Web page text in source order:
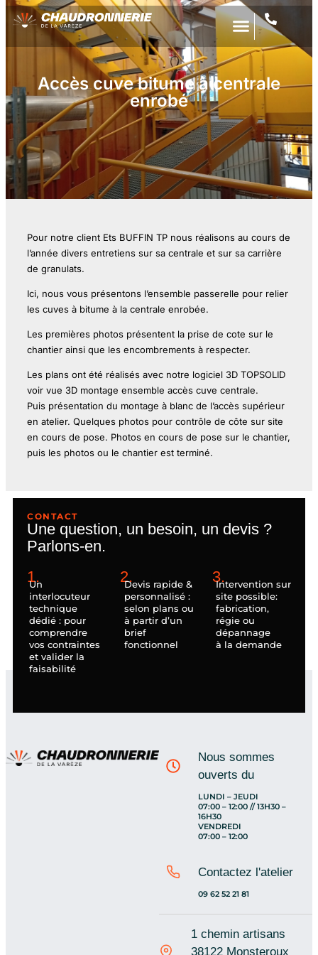
Accès cuve bitume à centrale
enrobé
Pour notre client Ets BUFFIN TP nous réalisons au cours de
l’année divers entretiens sur sa centrale et sur sa carrière
de granulats.
Ici, nous vous présentons l’ensemble passerelle pour relier
les cuves à bitume à la centrale enrobée.
Les premières photos présentent la prise de cote sur le
chantier ainsi que les encombrements à respecter.
Les plans ont été réalisés avec notre logiciel 3D TOPSOLID
voir vue 3D montage ensemble accès cuve centrale.
Puis présentation du montage à blanc de l’accès supérieur
en atelier. Quelques photos pour contrôle de côte sur site
en cours de pose. Photos en cours de pose sur le chantier,
puis les photos ou le chantier est terminé.
CONTACT
Une question, un besoin, un devis ?
Parlons-en.
1.
Un
interlocuteur
technique
dédié : pour
comprendre
vos contraintes
et valider la
faisabilité
2.
Devis rapide &
personnalisé :
selon plans ou
à partir d’un
brief
fonctionnel
3.
Intervention sur
site possible:
fabrication,
régie ou
dépannage
à la demande
Nous sommes
ouverts du
LUNDI – JEUDI
07:00 – 12:00 // 13H30 –
16H30
VENDREDI
07:00 – 12:00
Contactez l'atelier
09 62 52 21 81
1 chemin artisans
38122 Monsteroux